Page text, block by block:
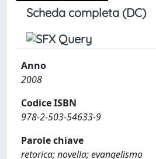
Scheda completa (DC)
Anno
2008
Codice ISBN
978-2-503-54633-9
Parole chiave
retorica; novella; evangelismo